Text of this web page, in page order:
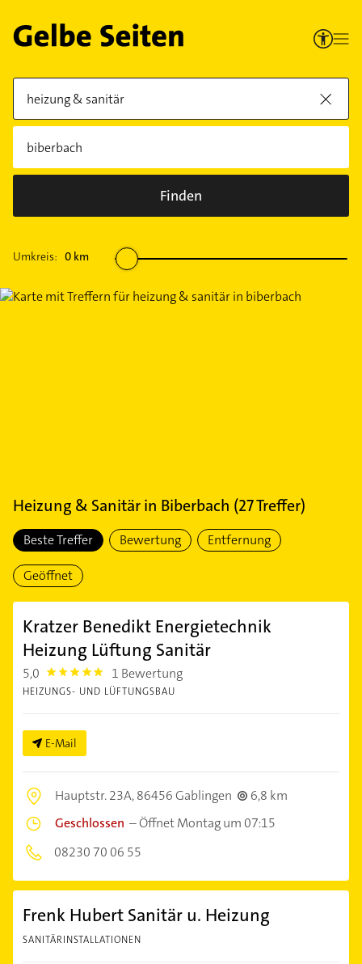
Finden
Umkreis: 0 km
Heizung & Sanitärin Biberbach (27Treffer)
Beste Treffer Bewertung Entfernung
Geöffnet
Kratzer Benedikt Energietechnik
Heizung Lüftung Sanitär
5,0 5.0 1 Bewertung
HEIZUNGS- UND LÜFTUNGSBAU
E-Mail
Hauptstr. 23A,86456 Gablingen
6,8 km
Geschlossen –Öffnet Montag um 07:15
08230 70 06 55
Frenk Hubert Sanitär u. Heizung
SANITÄRINSTALLATIONEN